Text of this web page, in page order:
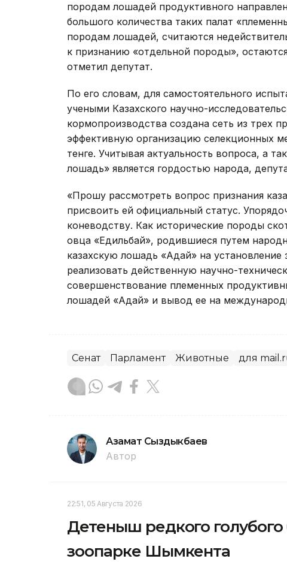
породам лошадей продуктивного
большого количества таких палат
породам лошадей, считаются
к признанию «отдельной породы»,
отметил депутат.
По его словам, для самостоятельного
учеными Казахского научно-
кормопроизводства создана сеть из трех
эффективную организацию селекционных
тенге. Учитывая актуальность вопроса, а
лошадь» является гордостью народа,
«Прошу рассмотреть вопрос признания
присвоить ей официальный статус.
коневодству. Как исторические породы
овца «Едильбай», родившиеся путем
казахскую лошадь «Адай» на установление
реализовать действенную научно-
совершенствование племенных
лошадей «Адай» и вывод ее на
Сенат Парламент Животные для
Азамат Сыздыкбаев
Автор
22:51, 05 Августа 2026
Детеныш редкого голубого
зоопарке Шымкента